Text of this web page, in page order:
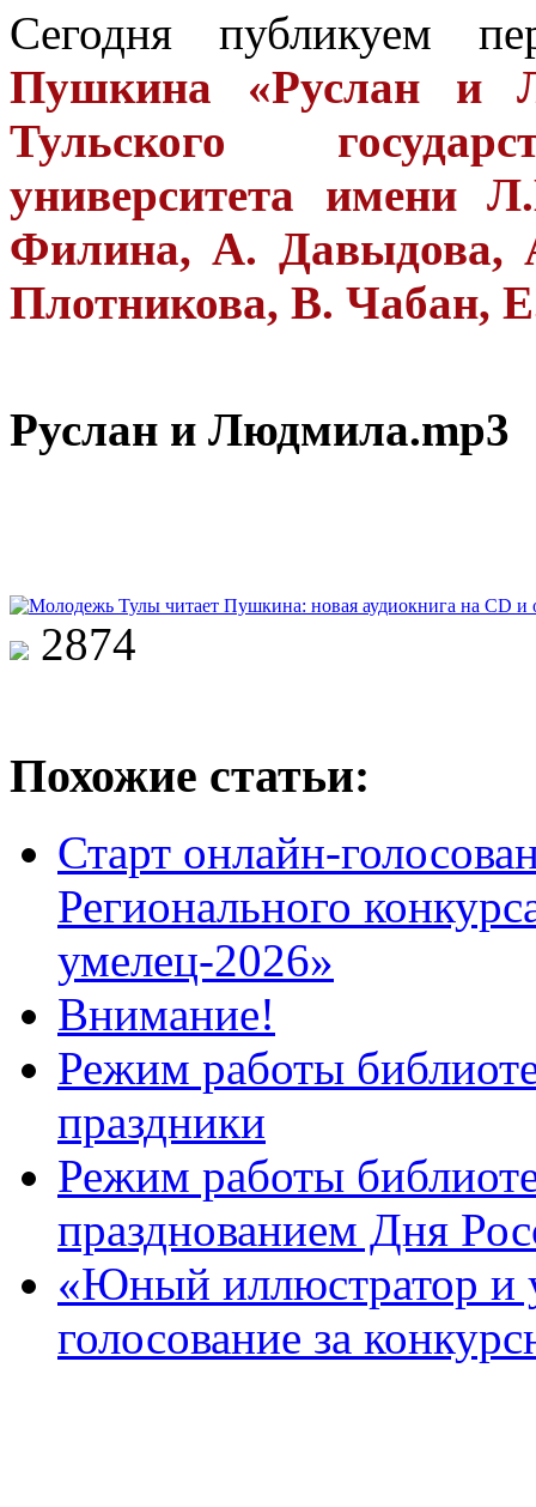
Сегодня публикуем
Пушкина «Руслан и
Тульского
университета имени
Филина, А. Давыдова,
Плотникова, В. Чабан,
Руслан и Людмила.mp3
2874
Похожие статьи:
Старт онлайн-
Регионального
умелец-2026»
Внимание!
Режим работы
праздники
Режим работы
празднованием Дня
«Юный иллюстратор и
голосование за